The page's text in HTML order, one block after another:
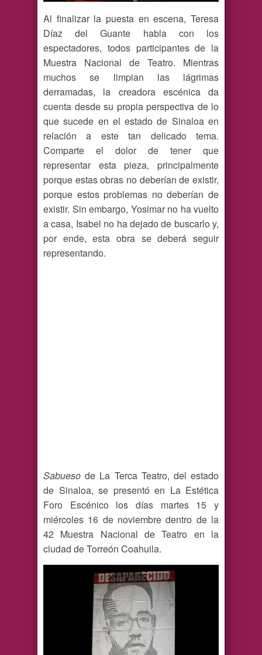
Al finalizar la puesta en escena, Teresa
Díaz del Guante habla con los
espectadores, todos participantes de la
Muestra Nacional de Teatro. Mientras
muchos se limpian las lágrimas
derramadas, la creadora escénica da
cuenta desde su propia perspectiva de lo
que sucede en el estado de Sinaloa en
relación a este tan delicado tema.
Comparte el dolor de tener que
representar esta pieza, principalmente
porque estas obras no deberían de existir,
porque estos problemas no deberían de
existir. Sin embargo, Yosimar no ha vuelto
a casa, Isabel no ha dejado de buscarlo y,
por ende, esta obra se deberá seguir
representando.
Sabueso de La Terca Teatro, del estado
de Sinaloa, se presentó en La Estética
Foro Escénico los días martes 15 y
miércoles 16 de noviembre dentro de la
42 Muestra Nacional de Teatro en la
ciudad de Torreón Coahuila.